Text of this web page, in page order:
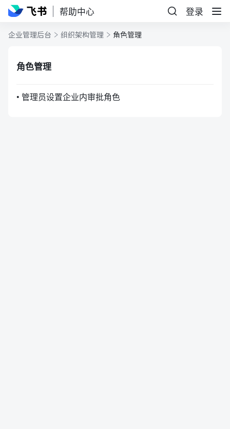
帮助中心 登录
企业管理后台 组织架构管理 角色管理
角色管理
• 管理员设置企业内审批角色